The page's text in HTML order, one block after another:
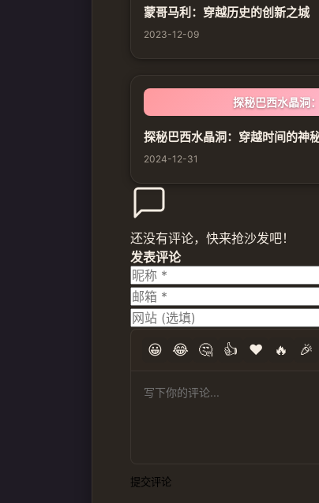
蒙哥马利：穿越历史的创新之城
2023-12-09
探秘巴西水晶洞
探秘巴西水晶洞：穿越时间的神
2024-12-31
还没有评论，快来抢沙发吧！
发表评论
😀 😂 🤔 👍 ❤️ 🔥 🎉
提交评论